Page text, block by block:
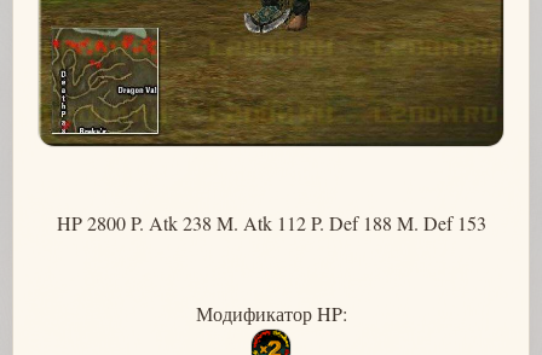
HP 2800 P. Atk 238 M. Atk 112 P. Def 188 M. Def 153
Модификатор HP: